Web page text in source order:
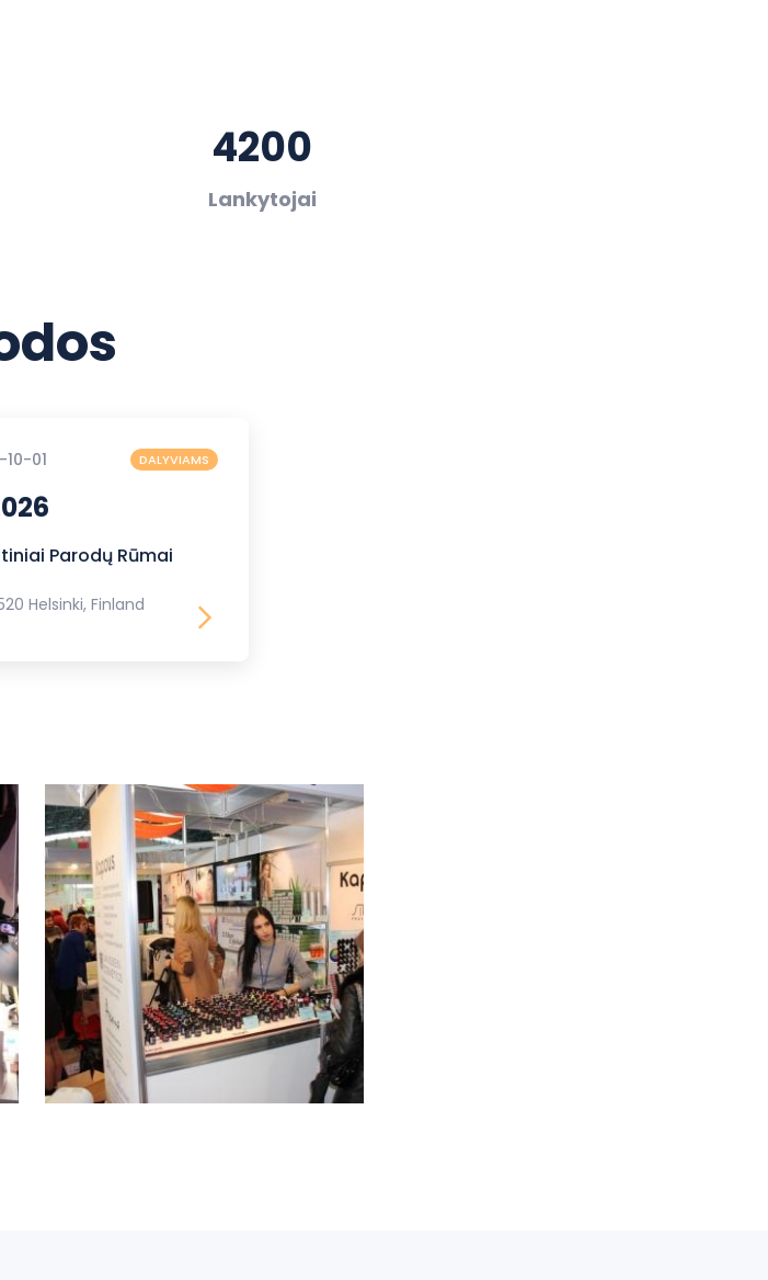
4200
Lankytojai
01 DALYVIAMS
Parodų Rūmai
Helsinki, Finland